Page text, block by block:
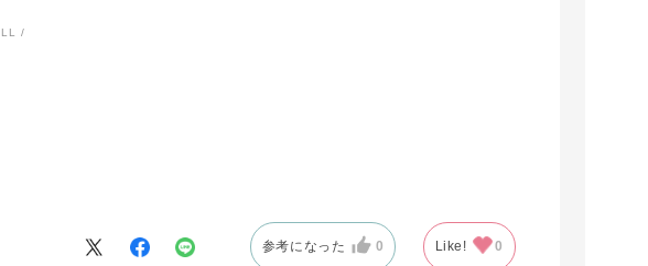
LL
参考になった 0 Like! 0